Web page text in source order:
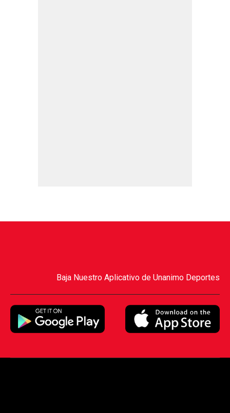
Baja Nuestro Aplicativo de Unanimo Deportes